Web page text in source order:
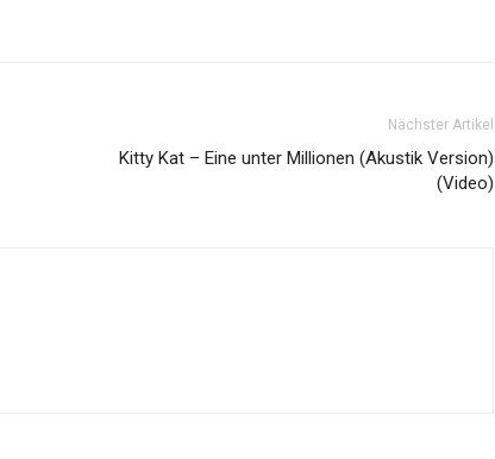
Nächster Artikel
Kitty Kat – Eine unter Millionen (Akustik Version)
(Video)